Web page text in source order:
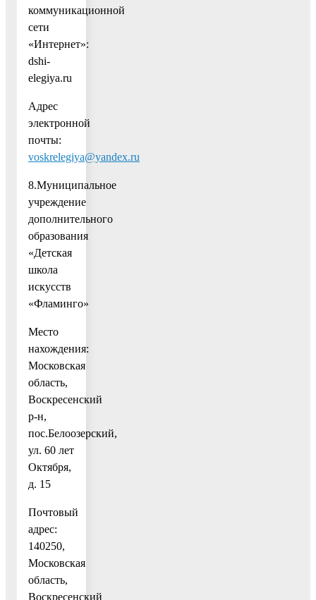
коммуникационной
сети
«Интернет»:
dshi-
elegiya.ru
Адрес
электронной
почты:
voskrelegiya@yandex.ru
8.Муниципальное
учреждение
дополнительного
образования
«Детская
школа
искусств
«Фламинго»
Место
нахождения:
Московская
область,
Воскресенский
р-н,
пос.Белоозерский,
ул. 60 лет
Октября,
д. 15
Почтовый
адрес:
140250,
Московская
область,
Воскресенский